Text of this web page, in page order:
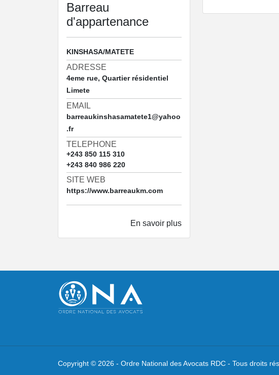
Barreau
d'appartenance
KINSHASA/MATETE
ADRESSE
4eme rue, Quartier résidentiel
Limete
EMAIL
barreaukinshasamatete1@yahoo
.fr
TELEPHONE
+243 850 115 310
+243 840 986 220
SITE WEB
https://www.barreaukm.com
En savoir plus
Copyright © 2026 - Ordre National des Avocats RDC - Tous droits